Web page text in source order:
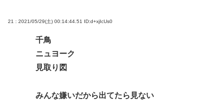
21 : 2021/05/29(土) 00:14:44.51 ID:d+xjIcUs0
千鳥
ニュヨーク
見取り図
みんな嫌いだから出てたら見ない